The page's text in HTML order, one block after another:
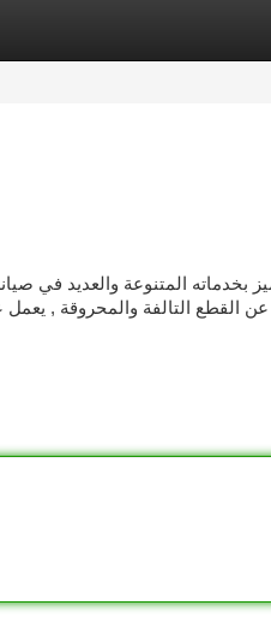
بخدماته المتنوعة والعديد في
عن القطع التالفة والمحروقة ,